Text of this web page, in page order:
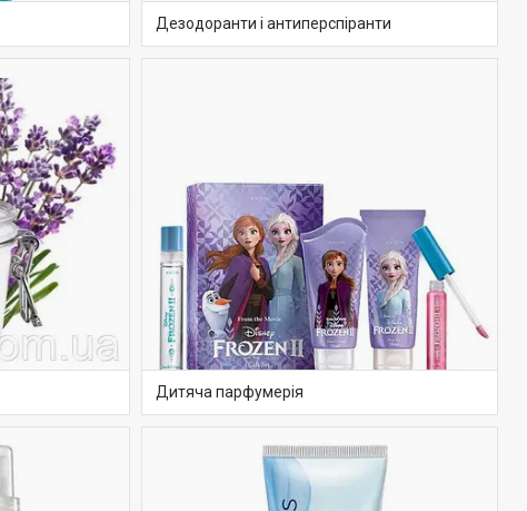
Дезодоранти і антиперспіранти
Дитяча парфумерія